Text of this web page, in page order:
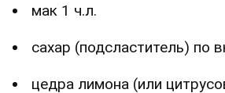
мак 1 ч.л.
сахар (подсластитель) по
цедра лимона (или